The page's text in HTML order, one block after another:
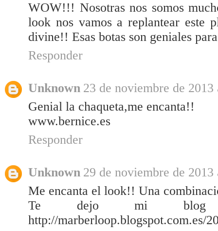
WOW!!! Nosotras nos somos
look nos vamos a replantear este
divine!! Esas botas son geniales
Responder
Unknown 23 de noviembre de 2013
Genial la chaqueta,me encanta!!
www.bernice.es
Responder
Unknown 29 de noviembre de 2013
Me encanta el look!! Una
Te dejo mi blog
http://marberloop.blogspot.com.es/